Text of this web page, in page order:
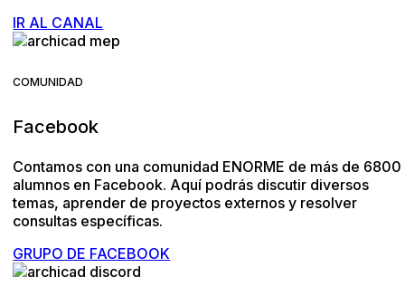
IR AL CANAL
COMUNIDAD
Facebook
Contamos con una comunidad ENORME de más de 6800
alumnos en Facebook. Aquí podrás discutir diversos
temas, aprender de proyectos externos y resolver
consultas específicas.
GRUPO DE FACEBOOK